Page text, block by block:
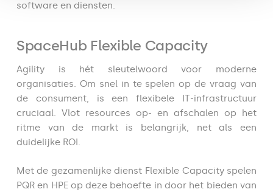
software en diensten.
SpaceHub Flexible Capacity
Agility is hét sleutelwoord voor moderne
organisaties. Om snel in te spelen op de vraag van
de consument, is een flexibele IT-infrastructuur
cruciaal. Vlot resources op- en afschalen op het
ritme van de markt is belangrijk, net als een
duidelijke ROI.
Met de gezamenlijke dienst Flexible Capacity spelen
PQR en HPE op deze behoefte in door het bieden van